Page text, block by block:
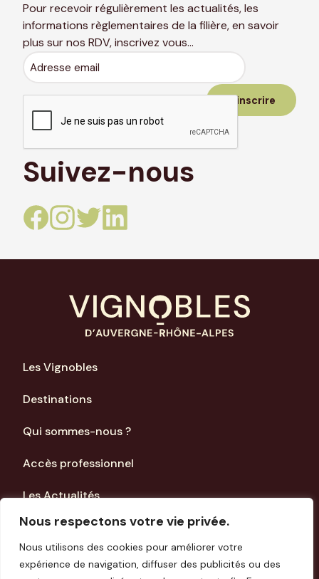
Nous respectons votre vie privée.
Nous utilisons des cookies pour améliorer votre
expérience de navigation, diffuser des publicités ou des
Pour recevoir régulièrement les actualités, les
informations règlementaires de la filière, en savoir
plus sur nos RDV, inscrivez vous…
Adresse
email
Suivez-nous
Les Vignobles
Destinations
Qui sommes-nous ?
Accès professionnel
Les Actualités
Mentions Légales